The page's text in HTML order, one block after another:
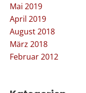
Mai 2019
April 2019
August 2018
März 2018
Februar 2012